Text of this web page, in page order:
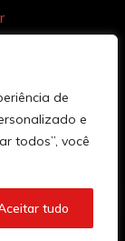
de
e
todos”, você
tudo
por